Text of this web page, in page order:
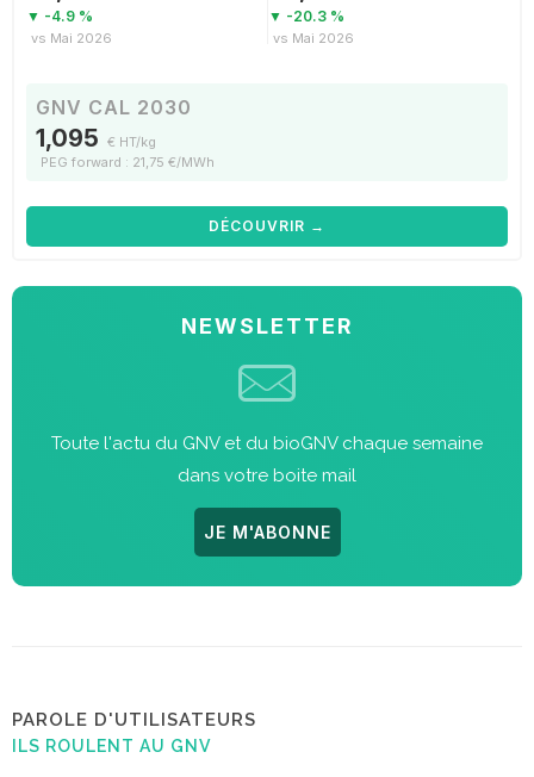
▼ -4.9 %
vs Mai 2026
▼ -20.3 %
vs Mai 2026
GNV CAL 2030
1,095 € HT/kg
PEG forward : 21,75 €/MWh
DÉCOUVRIR →
NEWSLETTER
Toute l'actu du GNV et du bioGNV chaque semaine
dans votre boite mail
JE M'ABONNE
PAROLE D'UTILISATEURS
ILS ROULENT AU GNV